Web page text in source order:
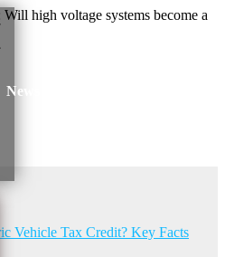
News
Vehicle Tax Credit? Key Facts